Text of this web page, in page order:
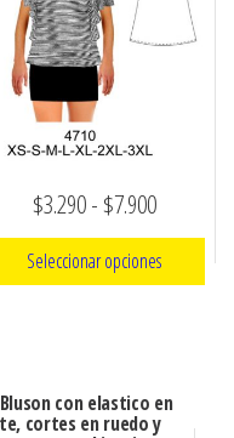
$3.290- $7.900Rango
de
precios:
hasta
Seleccionar opciones
múltiples
Bluson con elastico en
cortes en ruedo y